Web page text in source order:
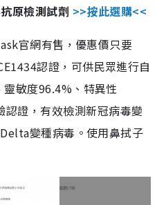
原檢測試劑 >>按此選購<<
官網有售，優惠價只要
認證，可供民眾進行自
敏度96.4%、特異性
證，有效檢測新冠病毒變
變種病毒。使用鼻拭子